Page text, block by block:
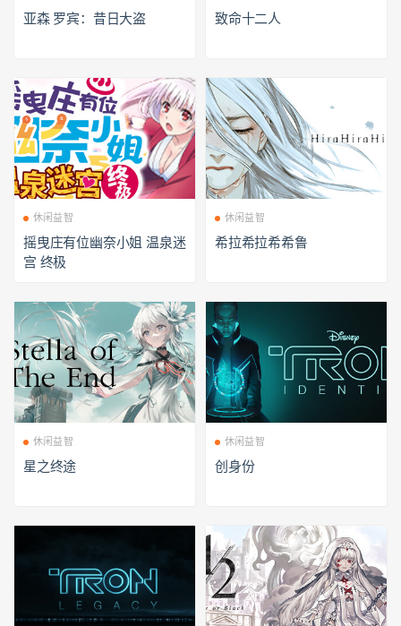
亚森 罗宾：昔日大盗 致命十二人
休闲益智
摇曳庄有位幽奈小姐 温泉迷
宫 终极
休闲益智
希拉希拉希希鲁
休闲益智
星之终途
休闲益智
创身份